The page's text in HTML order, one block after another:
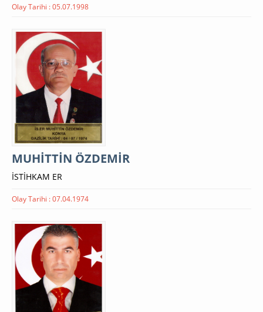
Olay Tarihi : 05.07.1998
MUHİTTİN ÖZDEMİR
İSTİHKAM ER
Olay Tarihi : 07.04.1974